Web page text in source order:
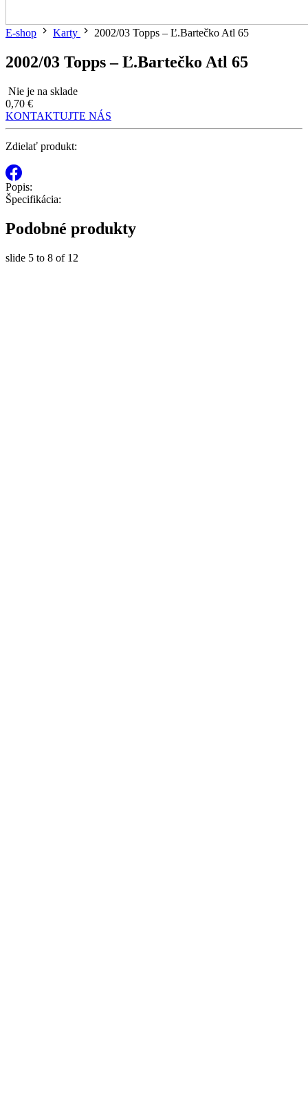
E-shop Karty 2002/03 Topps – Ľ.Bartečko Atl 65
2002/03 Topps – Ľ.Bartečko Atl 65
Nie je na sklade
0,70 €
KONTAKTUJTE NÁS
Zdielať produkt:
Popis:
Špecifikácia:
Podobné produkty
slide 5 to 8 of 12